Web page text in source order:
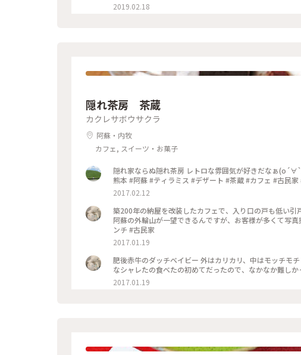
2019.02.18
隠れ茶房 茶蔵
カクレサボウサクラ
阿蘇・内牧
カフェ, スイーツ・お菓子
隠れ家ならぬ隠れ茶房 レトロな雰囲気が好きだなぁ(о´∀`о) 今日もちいさなシアワセ&ヨロコビを集めてま
熊本 #阿蘇 #ティラミス #デザート #茶蔵 #カフェ #古民家
2017.02.12
築200年の納屋を改装したカフェで、入り口の戸も低い
阿蘇の外輪山が一望できるんですが、お客様が多くて写真撮れず( ；∀
ンチ #古民家
2017.01.19
肥後赤牛のダッチベイビー 外はカリカリ、中はモッチモ
2017.01.19